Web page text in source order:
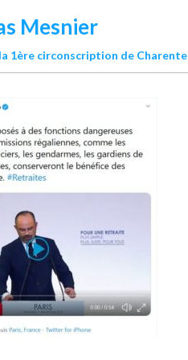
Mesnier
1ère circonscription de Charente